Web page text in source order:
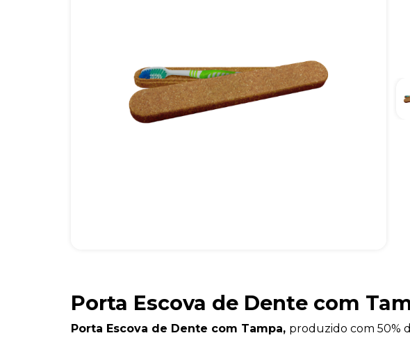
Porta Escova de Dente com
Porta Escova de Dente com Tampa, produzido com 50%